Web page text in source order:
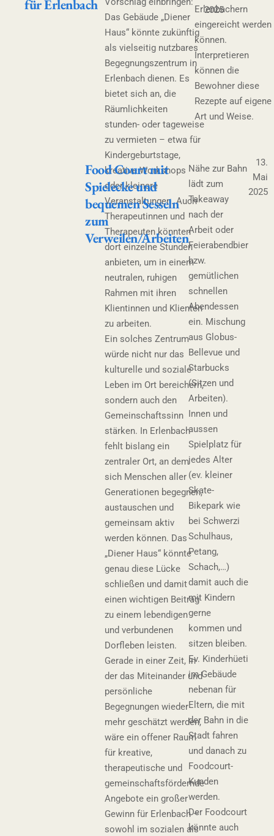
Erlenbachern
eingereicht werden
können.
Interpretieren
können die
Bewohner diese
Rezepte auf eigene
Art und Weise.
für Erlenbach
Das Gebäude „Diener
Haus“ könnte zukünftig
als vielseitig nutzbares
Begegnungszentrum in
Erlenbach dienen. Es
bietet sich an, die
Räumlichkeiten
stunden- oder tageweise
zu vermieten – etwa für
Kindergeburtstage,
kreative Workshops
oder kleinere
Veranstaltungen. Auch
Therapeutinnen und
Therapeuten könnten
dort einzelne Stunden
anbieten, um in einem
neutralen, ruhigen
Rahmen mit ihren
Klientinnen und Klienten
zu arbeiten.
Ein solches Zentrum
würde nicht nur das
kulturelle und soziale
Leben im Ort bereichern,
sondern auch den
Gemeinschaftssinn
stärken. In Erlenbach
fehlt bislang ein
zentraler Ort, an dem
sich Menschen aller
Generationen begegnen,
austauschen und
gemeinsam aktiv
werden können. Das
„Diener Haus“ könnte
genau diese Lücke
schließen und damit
einen wichtigen Beitrag
zu einem lebendigen
und verbundenen
Dorfleben leisten.
Gerade in einer Zeit, in
der das Miteinander und
persönliche
Begegnungen wieder
mehr geschätzt werden,
wäre ein offener Raum
für kreative,
therapeutische und
gemeinschaftsfördernde
Angebote ein großer
Gewinn für Erlenbach –
sowohl im sozialen als
2025
Food Court mit
Spielecke und
bequemen Sesseln
zum
Verweilen/Arbeiten
Nähe zur Bahn
lädt zum
Takeaway
nach der
Arbeit oder
Feierabendbier
bzw.
gemütlichen
schnellen
Abendessen
ein. Mischung
aus Globus-
Bellevue und
Starbucks
(Sitzen und
Arbeiten).
Innen und
aussen
Spielplatz für
jedes Alter
(ev. kleiner
Skate-
Bikepark wie
bei Schwerzi
Schulhaus,
Petang,
Schach,…)
damit auch die
mit Kindern
gerne
kommen und
sitzen bleiben.
Ev. Kinderhüeti
im Gebäude
nebenan für
Eltern, die mit
der Bahn in die
Stadt fahren
und danach zu
Foodcourt-
Kunden
werden.
Der Foodcourt
könnte auch
13.
Mai
2025